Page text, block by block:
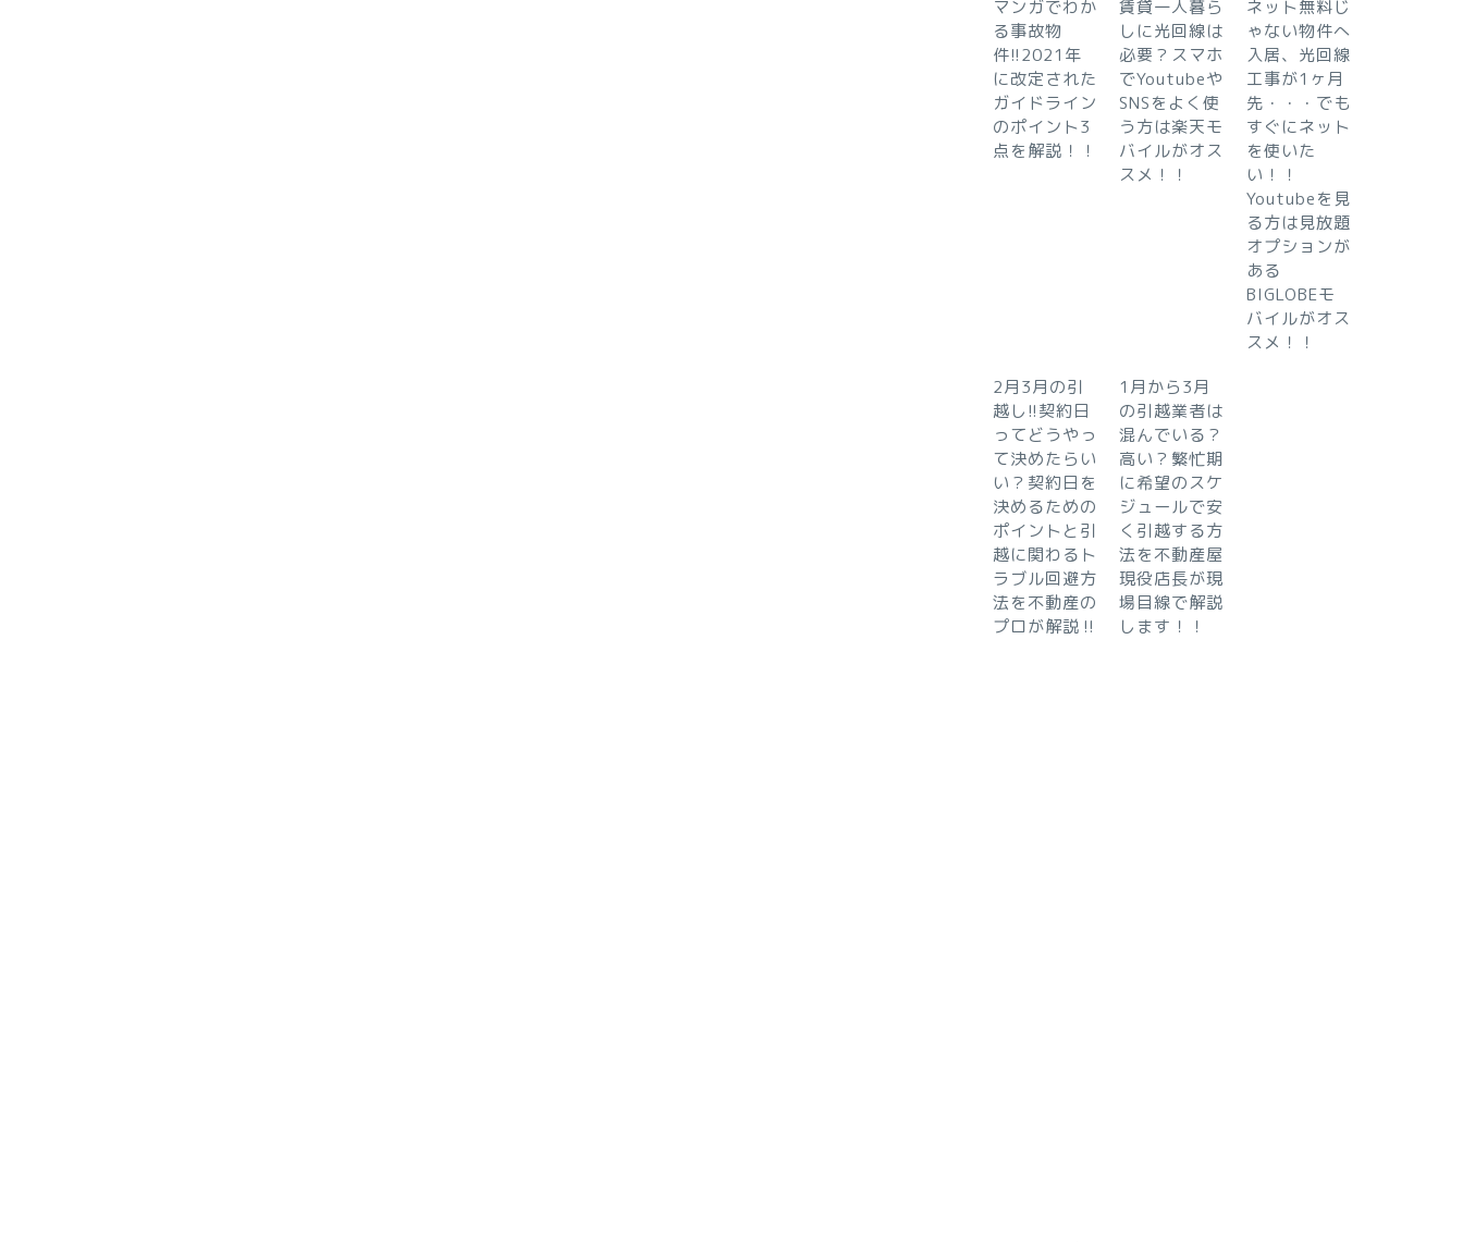
マンガでわか
る事故物
件!!2021年
に改定された
ガイドライン
のポイント3
点を解説！！
賃貸一人暮ら
しに光回線は
必要？スマホ
でYoutubeや
SNSをよく使
う方は楽天モ
バイルがオス
スメ！！
ネット無料じ
ゃない物件へ
入居、光回線
工事が1ヶ月
先・・・でも
すぐにネット
を使いた
い！！
Youtubeを見
る方は見放題
オプションが
ある
BIGLOBEモ
バイルがオス
スメ！！
2月3月の引
越し!!契約日
ってどうやっ
て決めたらい
い？契約日を
決めるための
ポイントと引
越に関わるト
ラブル回避方
法を不動産の
プロが解説‼︎
1月から3月
の引越業者は
混んでいる？
高い？繁忙期
に希望のスケ
ジュールで安
く引越する方
法を不動産屋
現役店長が現
場目線で解説
します！！